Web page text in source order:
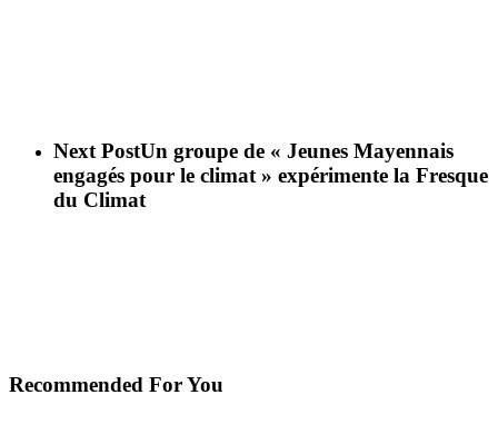
Next PostUn groupe de « Jeunes Mayennais
engagés pour le climat » expérimente la Fresque
du Climat
Recommended For You